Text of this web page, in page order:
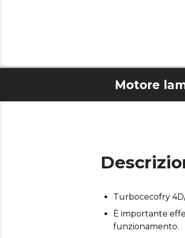
Turbocecofry
È importante
funzionamento.